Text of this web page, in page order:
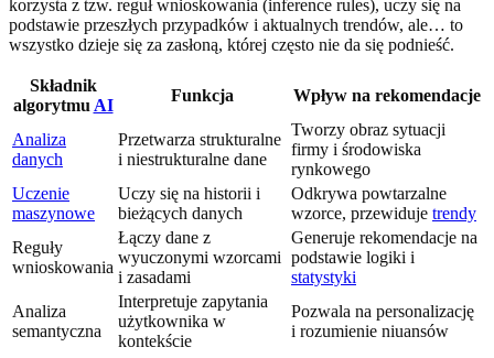
korzysta z tzw. reguł wnioskowania (inference rules), uczy się na
podstawie przeszłych przypadków i aktualnych trendów, ale… to
wszystko dzieje się za zasłoną, której często nie da się podnieść.
Składnik
algorytmu AI
Funkcja Wpływ na rekomendacje
Analiza
danych
Przetwarza strukturalne
i niestrukturalne dane
Tworzy obraz sytuacji
firmy i środowiska
rynkowego
Uczenie
maszynowe
Uczy się na historii i
bieżących danych
Odkrywa powtarzalne
wzorce, przewiduje trendy
Reguły
wnioskowania
Łączy dane z
wyuczonymi wzorcami
i zasadami
Generuje rekomendacje na
podstawie logiki i
statystyki
Analiza
semantyczna
Interpretuje zapytania
użytkownika w
kontekście
Pozwala na personalizację
i rozumienie niuansów